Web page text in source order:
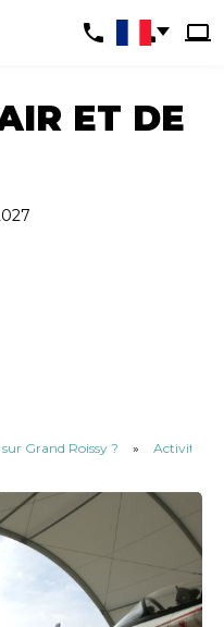
ET DE
Grand Roissy ? » Activités